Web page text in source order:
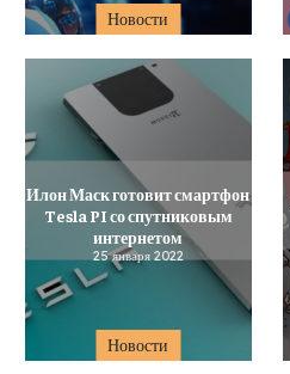
Новости
Новости
Илон Маск готовит смартфон
Tesla PI со спутниковым
интернетом
25 января 2022